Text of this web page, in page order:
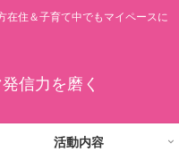
在住＆子育て中でもマイペースに
信力を磨く
活動内容